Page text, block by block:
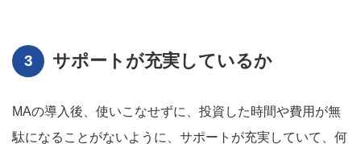
サポートが充実しているか
MAの導入後、使いこなせずに、投資した時間や費用が無
駄になることがないように、サポートが充実していて、何